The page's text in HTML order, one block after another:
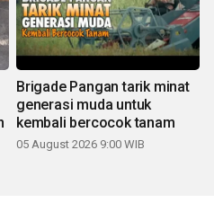
Brigade Pangan tarik minat
generasi muda untuk
kembali bercocok tanam
05 August 2026 9:00 WIB